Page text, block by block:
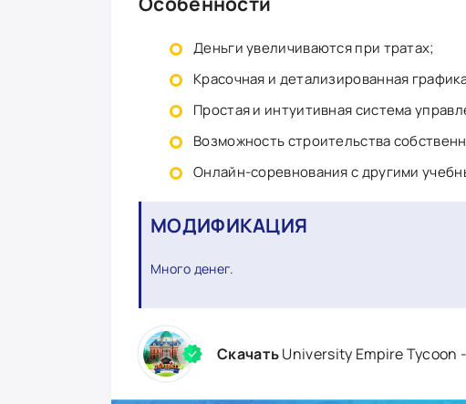
Деньги увеличиваются при тратах;
Красочная и детализированная
Простая и интуитивная система
Возможность строительства
Онлайн-соревнования с другими
МОДИФИКАЦИЯ
Много денег.
СкачатьUniversity Empire